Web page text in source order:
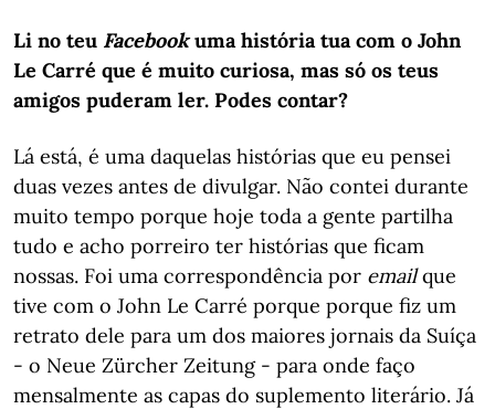
Li no teu Facebookuma história tua com o John
Le Carré que é muito curiosa, mas só os teus
amigos puderam ler. Podes contar?
Lá está, é uma daquelas histórias que eu pensei
duas vezes antes de divulgar. Não contei durante
muito tempo porque hoje toda a gente partilha
tudo e acho porreiro ter histórias que ficam
nossas. Foi uma correspondência por emailque
tive com o John Le Carré porque porque fiz um
retrato dele para um dos maiores jornais da Suíça
- o Neue Zürcher Zeitung - para onde faço
mensalmente as capas do suplemento literário. Já